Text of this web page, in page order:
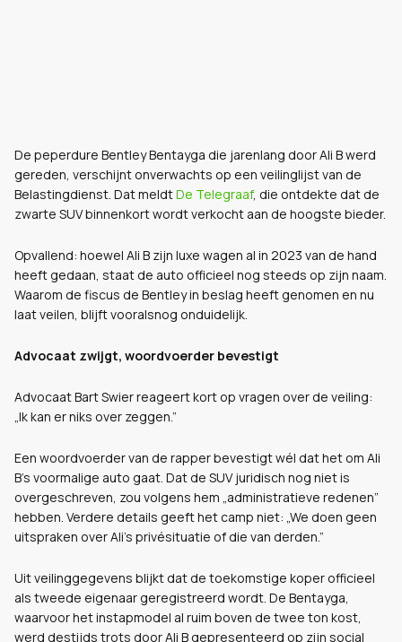
De peperdure Bentley Bentayga die jarenlang door Ali B werd
gereden, verschijnt onverwachts op een veilinglijst van de
Belastingdienst. Dat meldtDe Telegraaf, die ontdekte dat de
zwarte SUV binnenkort wordt verkocht aan de hoogste bieder.
Opvallend: hoewel Ali B zijn luxe wagen al in 2023 van de hand
heeft gedaan, staat de auto officieel nog steeds op zijn naam.
Waarom de fiscus de Bentley in beslag heeft genomen en nu
laat veilen, blijft vooralsnog onduidelijk.
Advocaat zwijgt, woordvoerder bevestigt
Advocaat Bart Swier reageert kort op vragen over de veiling:
„Ik kan er niks over zeggen.”
Een woordvoerder van de rapper bevestigt wél dat het om Ali
B’s voormalige auto gaat. Dat de SUV juridisch nog niet is
overgeschreven, zou volgens hem „administratieve redenen”
hebben. Verdere details geeft het camp niet: „We doen geen
uitspraken over Ali’s privésituatie of die van derden.”
Uit veilinggegevens blijkt dat de toekomstige koper officieel
als tweede eigenaar geregistreerd wordt. De Bentayga,
waarvoor het instapmodel al ruim boven de twee ton kost,
werd destijds trots door Ali B gepresenteerd op zijn social